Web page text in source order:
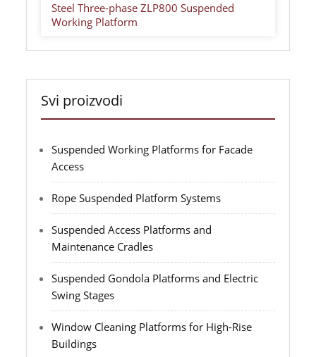
Steel Three-phase ZLP800 Suspended
Working Platform
Svi proizvodi
Suspended Working Platforms for Facade
Access
Rope Suspended Platform Systems
Suspended Access Platforms and
Maintenance Cradles
Suspended Gondola Platforms and Electric
Swing Stages
Window Cleaning Platforms for High-Rise
Buildings